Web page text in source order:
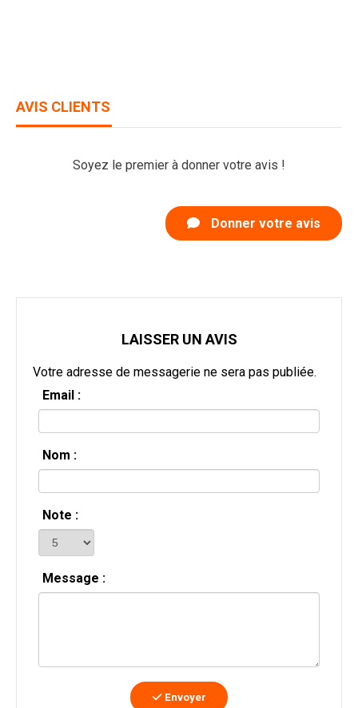
AVIS CLIENTS
Soyez le premier à donner votre avis !
Donner votre avis
LAISSER UN AVIS
Votre adresse de messagerie ne sera pas publiée.
Email :
Nom :
Note :
Message :
Envoyer